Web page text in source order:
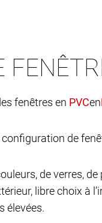
fenêtres en en
de
de verres,
libre choix à
élevées.